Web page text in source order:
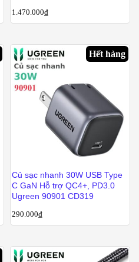
1.470.000₫
Hết hàng
Củ sạc nhanh 30W USB Type
C GaN Hỗ trợ QC4+, PD3.0
Ugreen 90901 CD319
290.000₫